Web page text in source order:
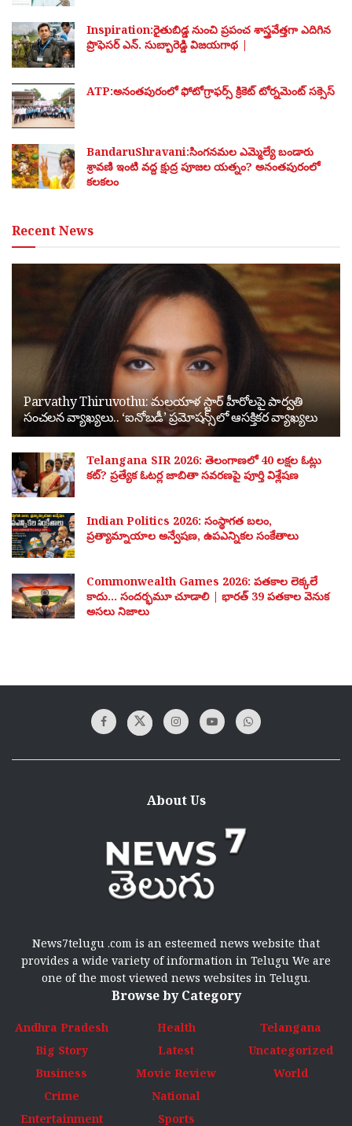
Inspiration:రైతుబిడ్డ నుంచి ప్రపంచ శాస్త్రవేత్తగా ఎదిగిన
ప్రొఫెసర్ ఎన్. సుబ్బారెడ్డి విజయగాథ |
ATP:అనంతపురంలో ఫోటోగ్రాఫర్స్ క్రికెట్ టోర్నమెంట్ సక్సెస్
BandaruShravani:సింగనమల ఎమ్మెల్యే బండారు
శ్రావణి ఇంటి వద్ద క్షుద్ర పూజల యత్నం? అనంతపురంలో
కలకలం
Recent News
Parvathy Thiruvothu: మలయాళ స్టార్ హీరోలపై పార్వతి
సంచలన వ్యాఖ్యలు.. ‘ఐనోబడీ’ ప్రమోషన్స్‌లో ఆసక్తికర వ్యాఖ్యలు
Telangana SIR 2026: తెలంగాణలో 40 లక్షల ఓట్లు
కట్? ప్రత్యేక ఓటర్ల జాబితా సవరణపై పూర్తి విశ్లేషణ
Indian Politics 2026: సంస్థాగత బలం,
ప్రత్యామ్నాయాల అన్వేషణ, ఉపఎన్నికల సంకేతాలు
Commonwealth Games 2026: పతకాల లెక్కలే
కాదు… సందర్భమూ చూడాలి | భారత్ 39 పతకాల వెనుక
అసలు నిజాలు
About Us
News7telugu .com is an esteemed news website that
provides a wide variety of information in Telugu We are
one of the most viewed news websites in Telugu.
Browse by Category
Andhra Pradesh
Big Story
Business
Crime
Entertainment
Health
Latest
Movie Review
National
Sports
Telangana
Uncategorized
World